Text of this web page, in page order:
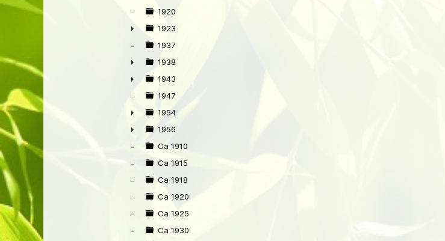
► 1920
►
1923
1937
►
1938
►
1943
1947
►
1954
►
1956
Ca 1910
Ca 1915
Ca 1918
Ca 1920
Ca 1925
Ca 1930